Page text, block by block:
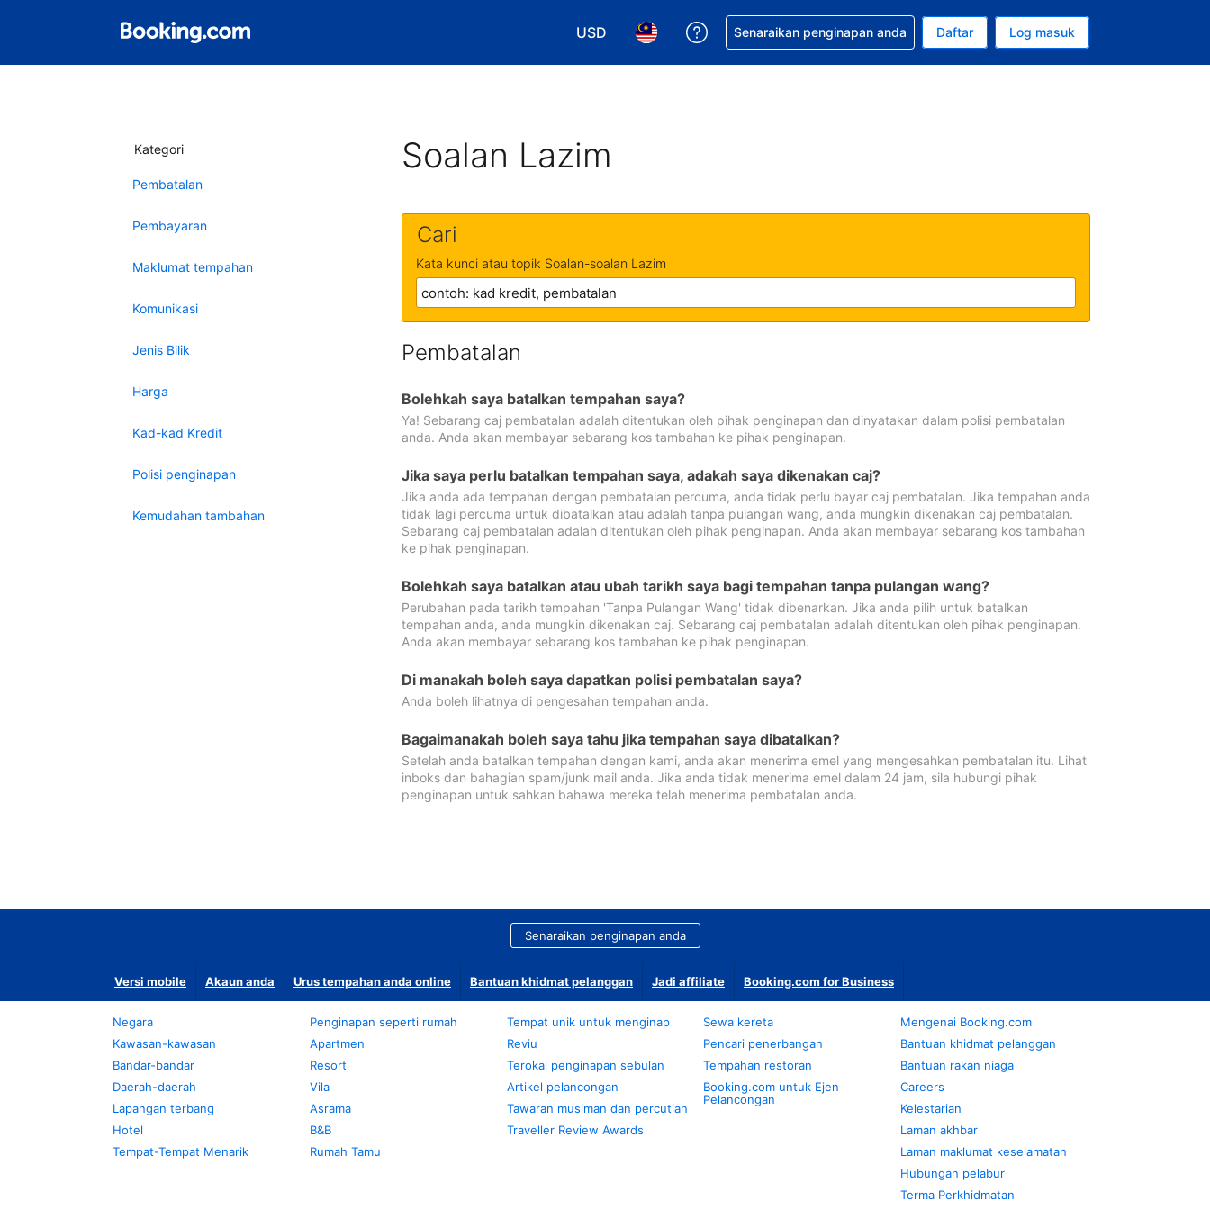
USD
Pilih mata wang anda. Mata wang semasa anda adalah Dolar A.S.
Pilih bahasa anda. Bahasa semasa anda adalah Bahasa Malaysia
Dapatkan bantuan bagi tempahan anda
Senaraikan penginapan anda Daftar Log masuk
Kategori
Pembatalan
Pembayaran
Maklumat tempahan
Komunikasi
Jenis Bilik
Harga
Kad-kad Kredit
Polisi penginapan
Kemudahan tambahan
Soalan Lazim
Cari
Kata kunci atau topik Soalan-soalan Lazim
Pembatalan
Bolehkah saya batalkan tempahan saya?
Ya! Sebarang caj pembatalan adalah ditentukan oleh pihak penginapan dan dinyatakan dalam polisi pembatalan
anda. Anda akan membayar sebarang kos tambahan ke pihak penginapan.
Jika saya perlu batalkan tempahan saya, adakah saya dikenakan caj?
Jika anda ada tempahan dengan pembatalan percuma, anda tidak perlu bayar caj pembatalan. Jika tempahan anda
tidak lagi percuma untuk dibatalkan atau adalah tanpa pulangan wang, anda mungkin dikenakan caj pembatalan.
Sebarang caj pembatalan adalah ditentukan oleh pihak penginapan. Anda akan membayar sebarang kos tambahan
ke pihak penginapan.
Bolehkah saya batalkan atau ubah tarikh saya bagi tempahan tanpa pulangan wang?
Perubahan pada tarikh tempahan 'Tanpa Pulangan Wang' tidak dibenarkan. Jika anda pilih untuk batalkan
tempahan anda, anda mungkin dikenakan caj. Sebarang caj pembatalan adalah ditentukan oleh pihak penginapan.
Anda akan membayar sebarang kos tambahan ke pihak penginapan.
Di manakah boleh saya dapatkan polisi pembatalan saya?
Anda boleh lihatnya di pengesahan tempahan anda.
Bagaimanakah boleh saya tahu jika tempahan saya dibatalkan?
Setelah anda batalkan tempahan dengan kami, anda akan menerima emel yang mengesahkan pembatalan itu. Lihat
inboks dan bahagian spam/junk mail anda. Jika anda tidak menerima emel dalam 24 jam, sila hubungi pihak
penginapan untuk sahkan bahawa mereka telah menerima pembatalan anda.
Senaraikan penginapan anda
Versi mobile Akaun anda Urus tempahan anda online Bantuan khidmat pelanggan Jadi affiliate Booking.com for Business
Negara
Kawasan-kawasan
Bandar-bandar
Daerah-daerah
Lapangan terbang
Hotel
Tempat-Tempat Menarik
Penginapan seperti rumah
Apartmen
Resort
Vila
Asrama
B&B
Rumah Tamu
Tempat unik untuk menginap
Reviu
Terokai penginapan sebulan
Artikel pelancongan
Tawaran musiman dan percutian
Traveller Review Awards
Sewa kereta
Pencari penerbangan
Tempahan restoran
Booking.com untuk Ejen
Pelancongan
Mengenai Booking.com
Bantuan khidmat pelanggan
Bantuan rakan niaga
Careers
Kelestarian
Laman akhbar
Laman maklumat keselamatan
Hubungan pelabur
Terma Perkhidmatan